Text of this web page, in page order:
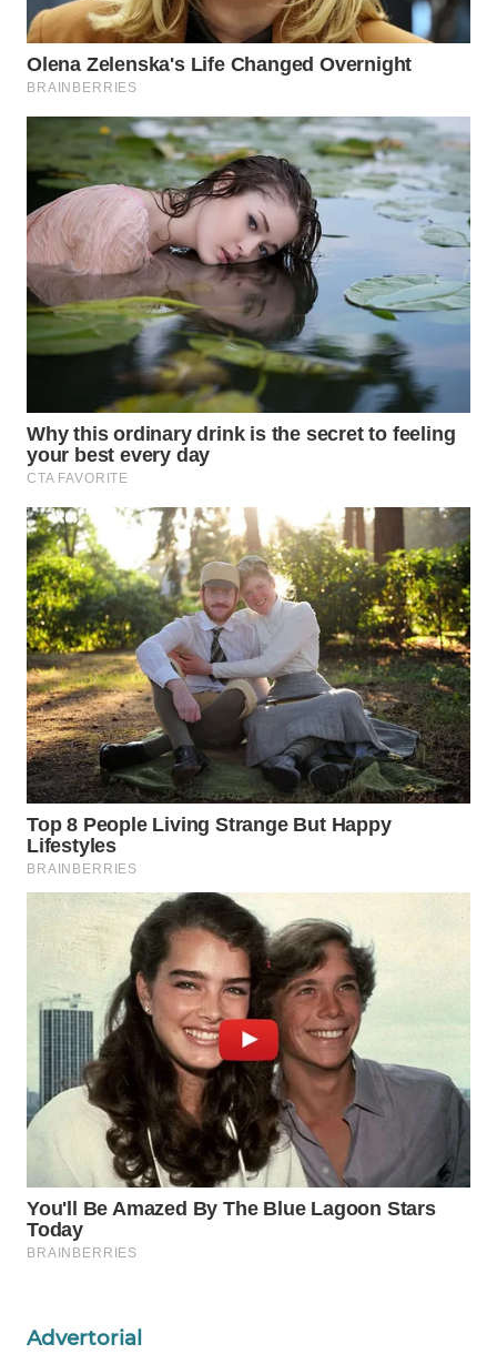
Advertorial
WAHANA
SPORT
WAHANA
UMKM
WAHANA
SELEB
WAHANA
PERSONA
OTOMOTIF
WAHANA
HEALTH
WAHANA
DESA
WISATA
LAPAK
WAHANA
Wahana
Network
KONSUMEN
LISTRIK
MASYARAKAT
KELISTRIKAN
ID
MAWAKA
ID
MARTABAT
NET
PLN
WATCH